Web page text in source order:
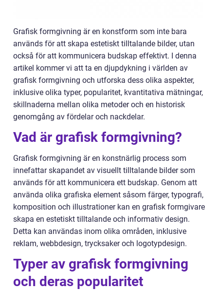
Grafisk formgivning är en konstform som inte bara
används för att skapa estetiskt tilltalande bilder, utan
också för att kommunicera budskap effektivt. I denna
artikel kommer vi att ta en djupdykning i världen av
grafisk formgivning och utforska dess olika aspekter,
inklusive olika typer, popularitet, kvantitativa mätningar,
skillnaderna mellan olika metoder och en historisk
genomgång av fördelar och nackdelar.
Vad är grafisk formgivning?
Grafisk formgivning är en konstnärlig process som
innefattar skapandet av visuellt tilltalande bilder som
används för att kommunicera ett budskap. Genom att
använda olika grafiska element såsom färger, typografi,
komposition och illustrationer kan en grafisk formgivare
skapa en estetiskt tilltalande och informativ design.
Detta kan användas inom olika områden, inklusive
reklam, webbdesign, trycksaker och logotypdesign.
Typer av grafisk formgivning
och deras popularitet